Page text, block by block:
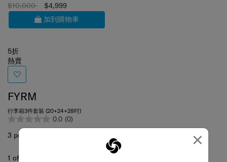
×
$10,000
$4,999
加到購物車
5折
熱賣
FYRM
行李箱3件套裝 (20+24+28吋)
0.0 (0)
3 pcs set
1 of